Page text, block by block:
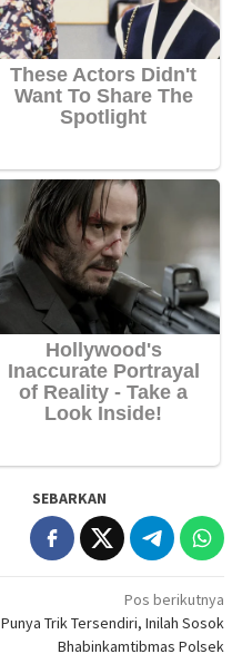
SEBARKAN
Pos berikutnya
Punya Trik Tersendiri, Inilah Sosok
Bhabinkamtibmas Polsek